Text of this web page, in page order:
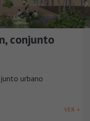
conjunto
urbano
VER +